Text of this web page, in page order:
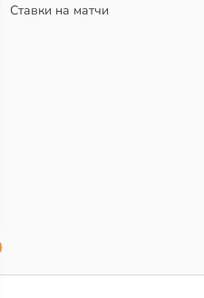
Ставки на матчи